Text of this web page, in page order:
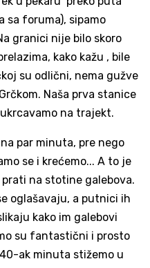
sa foruma), sipamo
granici nije bilo skoro
kako kažu , bile
su odlični, nema gužve
Naša prva stanice
na trajekt.
par minuta, pre nego
se i krećemo... A to je
na stotine galebova.
oglašavaju, a putnici ih
kako im galebovi
su fantastični i prosto
ak minuta stižemo u